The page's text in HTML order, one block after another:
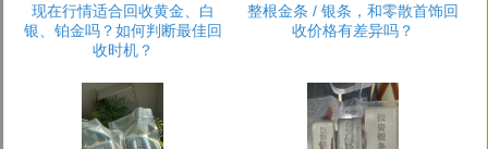
现在行情适合回收黄金、白
银、铂金吗？如何判断最佳回
收时机？
整根金条 / 银条，和零散首饰回
收价格有差异吗？